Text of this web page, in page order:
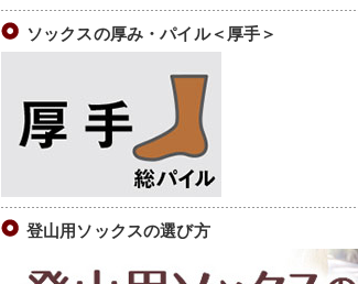
ソックスの厚み・パイル＜厚手＞
登山用ソックスの選び方